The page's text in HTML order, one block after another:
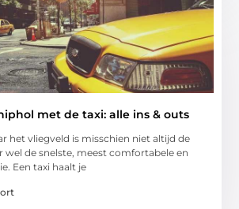
met de taxi: alle ins & outs
het vliegveld is misschien niet altijd de
wel de snelste, meest comfortabele en
Een taxi haalt je